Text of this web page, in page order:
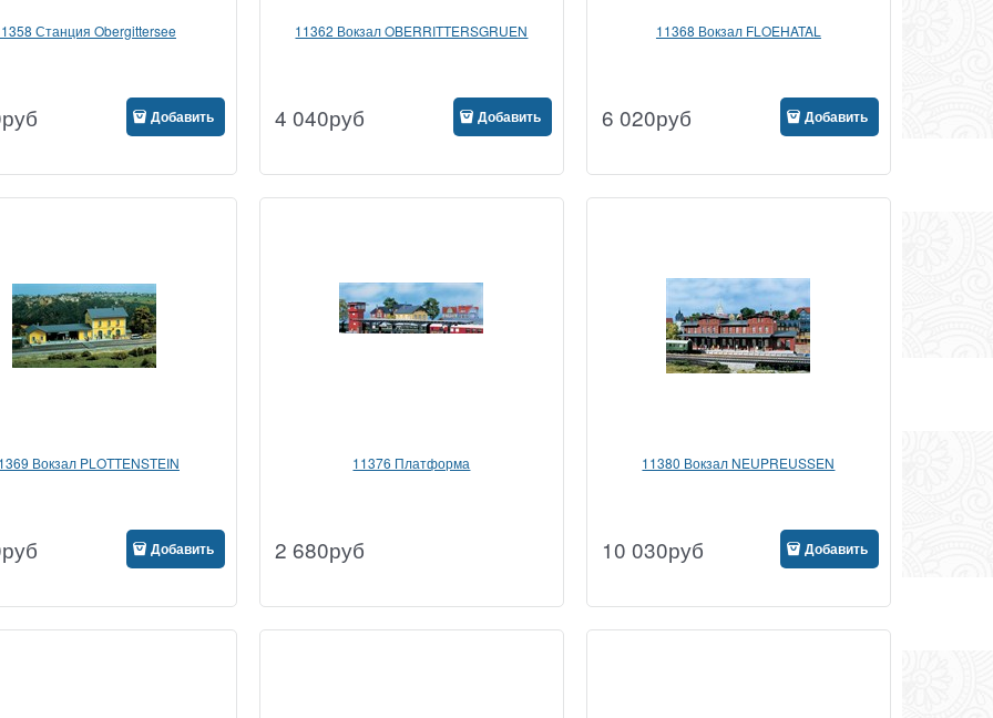
Станция Obergittersee
руб Добавить
11362 Вокзал OBERRITTERSGRUEN
4 040руб Добавить
11368 Вокзал FLOEHATAL
6 020руб Добавить
Вокзал PLOTTENSTEIN
руб Добавить
11376 Платформа
2 680руб
11380 Вокзал NEUPREUSSEN
10 030руб Добавить